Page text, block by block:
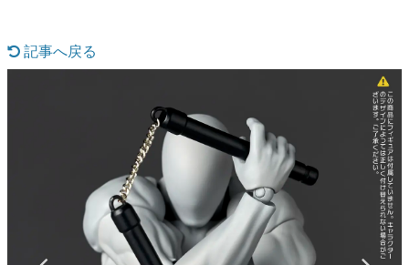
なんでゲームは面白い？
ゲーム開発者・hamatsu氏がゲームの魅力を画面や操作の
具体的な形から解き明かしていく、硬派で骨太な評論連載
ゲームが変えた日本語
「経験値」「裏技」「ラスボス」… ゲームにまつわる言葉
の起源や用法の変遷を、コンピューター文化史研究家・タ
イニーP氏が徹底調査。
カテゴリ
記事へ戻る